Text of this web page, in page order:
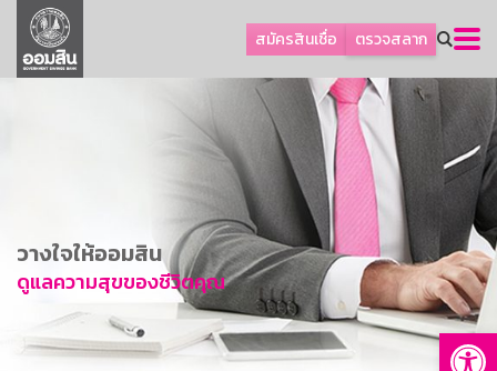
สมัครสินเชื่อ ตรวจสลาก
ลูกค้าธุรกิจ
ลูกค้าผู้ประกอบรายย่อย
การพัฒนาที่ยั่งยืน
ข่าวสาร
บริการทางการเงิน
อื่นๆ
วางใจให้ออมสิน
ดูแลความสุขของชีวิตคุณ